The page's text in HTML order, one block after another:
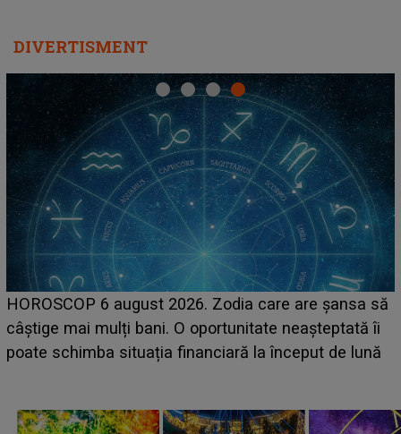
DIVERTISMENT
HOROSCOP 6 august 2026. Zodia care are șansa să
câștige mai mulți bani. O oportunitate neașteptată îi
poate schimba situația financiară la început de lună